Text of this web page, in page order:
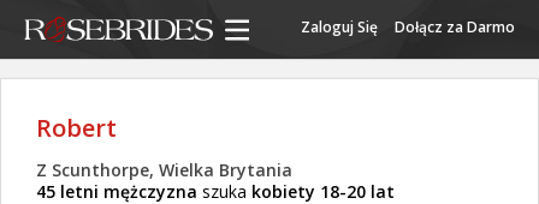
Zaloguj Się Dołącz za Darmo
Robert
Z Scunthorpe, Wielka Brytania
45 letni mężczyzna szuka kobiety 18-20 lat